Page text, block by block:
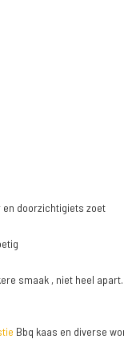
en doorzichtigiets zoet
smaak , niet heel
Bbq kaas en diverse